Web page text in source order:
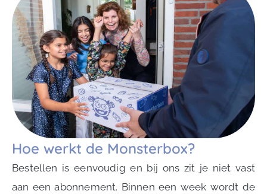
Hoe werkt de Monsterbox?
Bestellen is eenvoudig en bij ons zit je niet vast
aan een abonnement. Binnen een week wordt de